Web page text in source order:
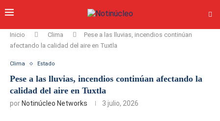
Inicio Clima
Pese a las lluvias, incendios continúan
afectando la calidad del aire en Tuxtla
Clima Estado
Pese a las lluvias, incendios continúan afectando la
calidad del aire en Tuxtla
por Notinúcleo Networks 3 julio, 2026